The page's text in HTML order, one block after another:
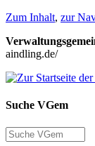
Zum Inhalt, zur
aindling.de/
Suche VGem